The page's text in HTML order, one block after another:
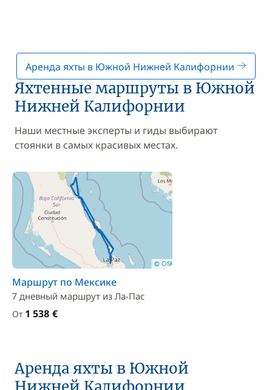
Аренда яхты в Южной Нижней Калифорнии
Яхтенные маршруты в Южной
Нижней Калифорнии
Наши местные эксперты и гиды выбирают
стоянки в самых красивых местах.
Маршрут по Мексике
7 дневный маршрут из Ла-Пас
От 1 538 €
Аренда яхты в Южной